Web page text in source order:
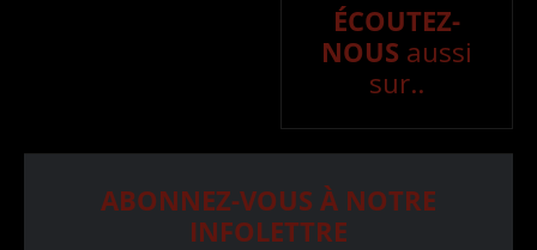
ÉCOUTEZ-
NOUS aussi
sur..
ABONNEZ-VOUS À NOTRE
INFOLETTRE